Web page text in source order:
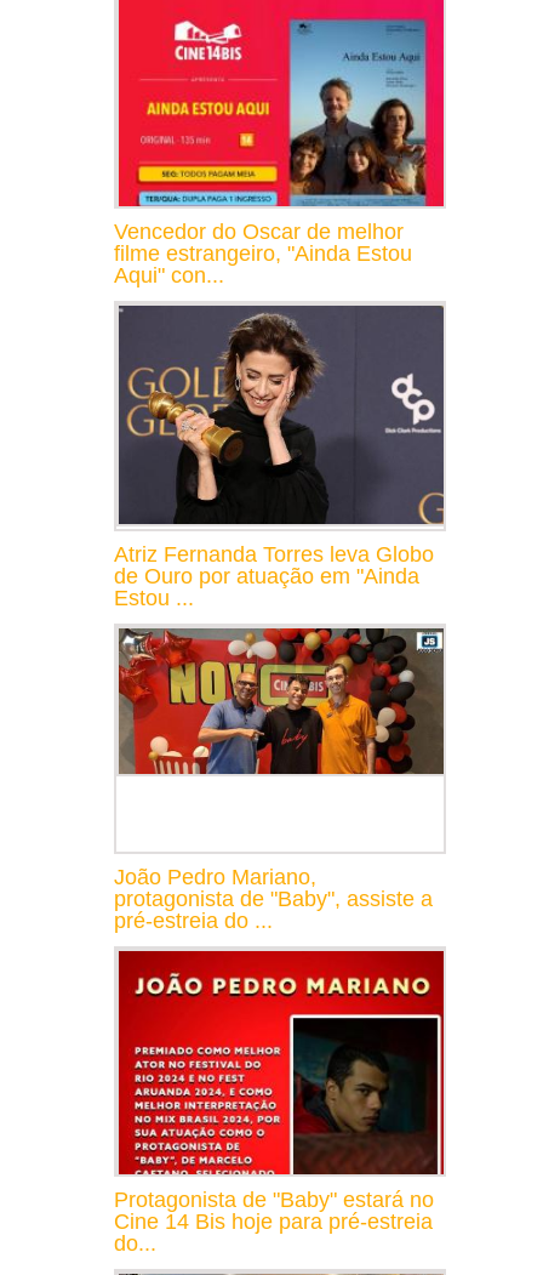
Vencedor do Oscar de melhor
filme estrangeiro, "Ainda Estou
Aqui" con...
Atriz Fernanda Torres leva Globo
de Ouro por atuação em "Ainda
Estou ...
João Pedro Mariano,
protagonista de "Baby", assiste a
pré-estreia do ...
Protagonista de "Baby" estará no
Cine 14 Bis hoje para pré-estreia
do...